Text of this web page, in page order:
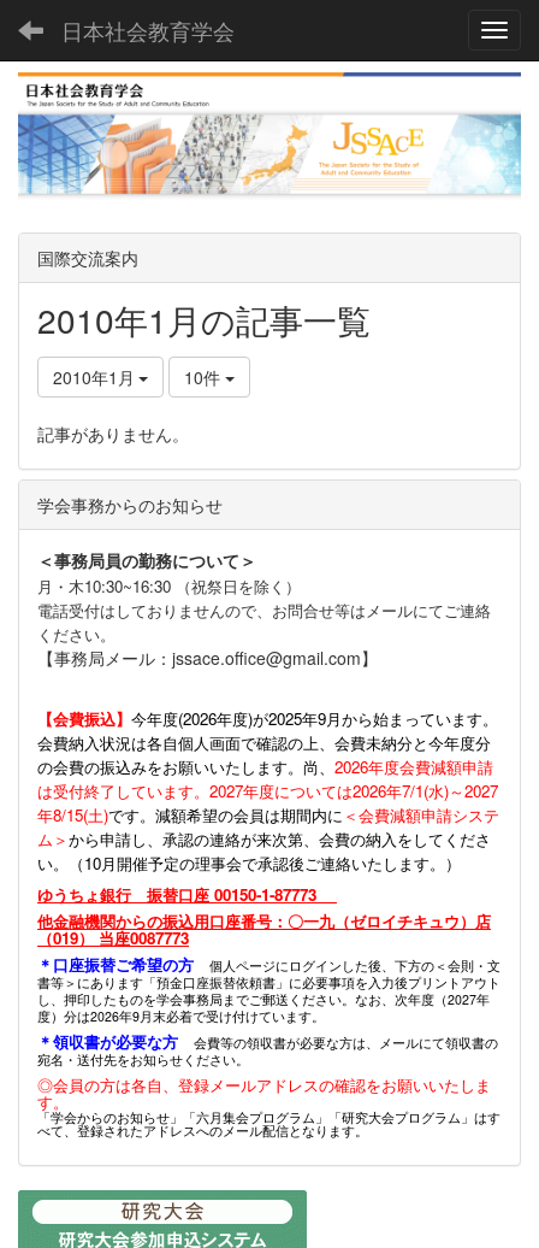
日本社会教育学会
国際交流案内
2010年1月の記事一覧
2010年1月 10件
記事がありません。
学会事務からのお知らせ
＜事務局員の勤務について＞
月・木10:30~16:30 （祝祭日を除く）
電話受付はしておりませんので、お問合せ等はメールにてご連絡
ください。
【事務局メール：jssace.office@gmail.com】
【会費振込】 今年度(2026年度)が2025年9月から始まっています。
会費納入状況は各自個人画面で確認の上、会費未納分と今年度分
の会費の振込みをお願いいたします。尚、 2026年度会費減額申請
は受付終了しています。2027年度については2026年7/1(水)～2027
年8/15(土)です。減額希望の会員は期間内に ＜会費減額申請システ
ム＞から申請し、承認の連絡が来次第、会費の納入をしてくださ
い。（10月開催予定の理事会で承認後ご連絡いたします。）
ゆうちょ銀行 振替口座 00150-1-87773
他金融機関からの振込用口座番号：〇一九（ゼロイチキュウ）店
（019） 当座0087773
＊口座振替ご希望の方
個人ページにログインした後、下方の＜会則・文
書等＞にあります「預金口座振替依頼書」に必要事項を入力後プリントアウト
し、押印したものを学会事務局までご郵送ください。なお、次年度（2027年
度）分は2026年9月末必着で受け付けています。
＊領収書が必要な方
会費等の領収書が必要な方は、メールにて領収書の
宛名・送付先をお知らせください。
◎会員の方は各自、登録メールアドレスの確認をお願いいたしま
す。
「学会からのお知らせ」「六月集会プログラム」「研究大会プログラム」はす
べて、登録されたアドレスへのメール配信となります。